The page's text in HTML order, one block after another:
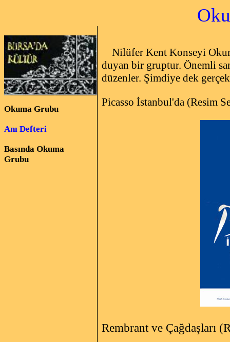
Okuma
Okuma Grubu
Anı Defteri
Basında Okuma
Grubu
Nilüfer Kent Konseyi
duyan bir gruptur. Önemli
düzenler. Şimdiye dek
Picasso İstanbul'da (Resim
Rembrant ve Çağdaşları